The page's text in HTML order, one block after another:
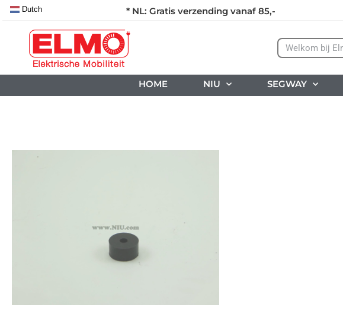
* NL: Gratis verzending vanaf 85,-
Dutch
HOME NIU SEGWAY